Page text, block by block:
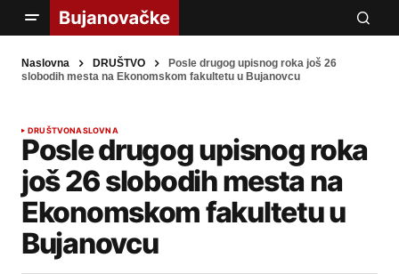
Naslovna DRUŠTVO
Posle drugog upisnog roka još 26
slobodih mesta na Ekonomskom fakultetu u Bujanovcu
DRUŠTVONASLOVNA
Posle drugog upisnog roka
još 26 slobodih mesta na
Ekonomskom fakultetu u
Bujanovcu